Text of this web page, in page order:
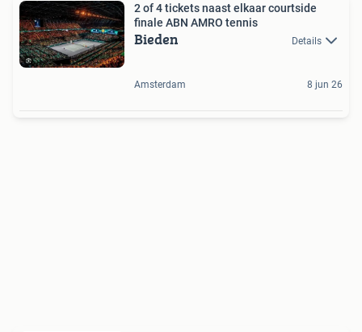
2 of 4 tickets naast elkaar courtside
finale ABN AMRO tennis
Bieden Details
Amsterdam 8 jun 26